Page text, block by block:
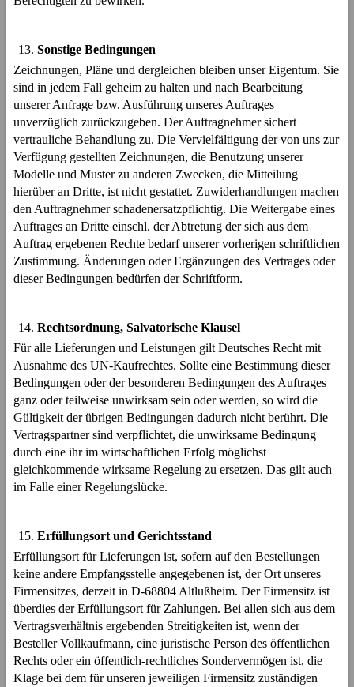
Sonstige Bedingungen
Zeichnungen, Pläne und dergleichen bleiben unser Eigentum. Sie
sind in jedem Fall geheim zu halten und nach Bearbeitung
unserer Anfrage bzw. Ausführung unseres Auftrages
unverzüglich zurückzugeben. Der Auftragnehmer sichert
vertrauliche Behandlung zu. Die Vervielfältigung der von uns zur
Verfügung gestellten Zeichnungen, die Benutzung unserer
Modelle und Muster zu anderen Zwecken, die Mitteilung
hierüber an Dritte, ist nicht gestattet. Zuwiderhandlungen machen
den Auftragnehmer schadenersatzpflichtig. Die Weitergabe eines
Auftrages an Dritte einschl. der Abtretung der sich aus dem
Auftrag ergebenen Rechte bedarf unserer vorherigen schriftlichen
Zustimmung. Änderungen oder Ergänzungen des Vertrages oder
dieser Bedingungen bedürfen der Schriftform.
Rechtsordnung, Salvatorische Klausel
Für alle Lieferungen und Leistungen gilt Deutsches Recht mit
Ausnahme des UN-Kaufrechtes. Sollte eine Bestimmung dieser
Bedingungen oder der besonderen Bedingungen des Auftrages
ganz oder teilweise unwirksam sein oder werden, so wird die
Gültigkeit der übrigen Bedingungen dadurch nicht berührt. Die
Vertragspartner sind verpflichtet, die unwirksame Bedingung
durch eine ihr im wirtschaftlichen Erfolg möglichst
gleichkommende wirksame Regelung zu ersetzen. Das gilt auch
im Falle einer Regelungslücke.
Erfüllungsort und Gerichtsstand
Erfüllungsort für Lieferungen ist, sofern auf den Bestellungen
keine andere Empfangsstelle angegebenen ist, der Ort unseres
Firmensitzes, derzeit in D-68804 Altlußheim. Der Firmensitz ist
überdies der Erfüllungsort für Zahlungen. Bei allen sich aus dem
Vertragsverhältnis ergebenden Streitigkeiten ist, wenn der
Besteller Vollkaufmann, eine juristische Person des öffentlichen
Rechts oder ein öffentlich-rechtliches Sondervermögen ist, die
Klage bei dem für unseren jeweiligen Firmensitz zuständigen